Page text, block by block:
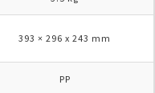
393 × 296 x 243 mm
PP